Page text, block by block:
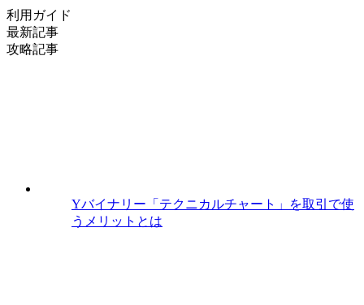
利用ガイド
最新記事
攻略記事
Yバイナリー「テクニカルチャート」を取引で使
うメリットとは